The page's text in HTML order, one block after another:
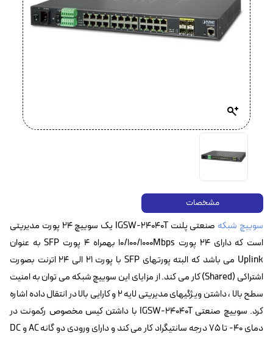
مشخصات
سوییچ شبکه
صنعتی پلنت IGSW-24040T یک سوییچ ۲۴ پورت مدیریتی
است که دارای ۲۴ پورت 10/100/1000Mbps بهمراه ۴ پورت SFP به عنوان
Uplink می باشد که البته پورتهای SFP با پورت ۲۱ الی ۲۴ اترنت بصورت
اشتراکی (Shared) کار می کند. از مزایای این سوییچ شبکه می توان به امنیت
سطح بالا ، داشتن ویژگیهای مدیریتی لایه ۲ و کارایی بالا در انتقال داده اشاره
کرد. سوییچ صنعتی IGSW-24040T با داشتن کیس مخصوص رکمونت در
دمای ۴۰- تا ۷۵ درجه سانتیگراد کار می کند و دارای ورودی دو گانه AC و DC